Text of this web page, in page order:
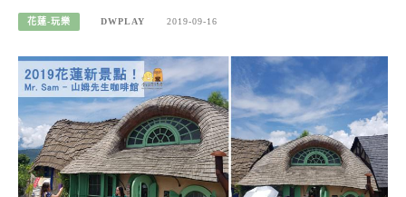
花蓮-玩樂 DWPLAY 2019-09-16